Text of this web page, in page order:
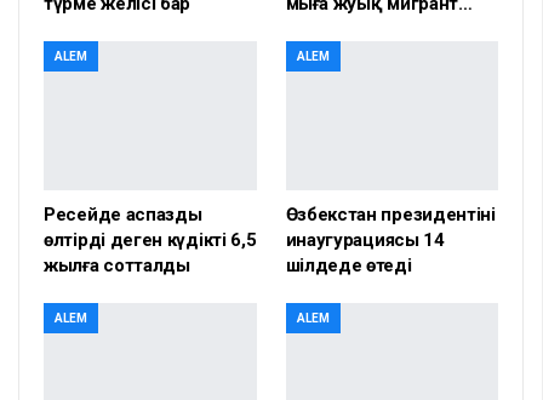
ALEM
Ресейде аспазды
өлтірді деген күдікті 6,5
жылға сотталды
ALEM
Өзбекстан президентінің
инаугурациясы 14
шілдеде өтеді
ALEM ALEM